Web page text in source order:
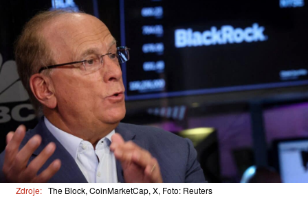
Zdroje: The Block, CoinMarketCap, X, Foto: Reuters